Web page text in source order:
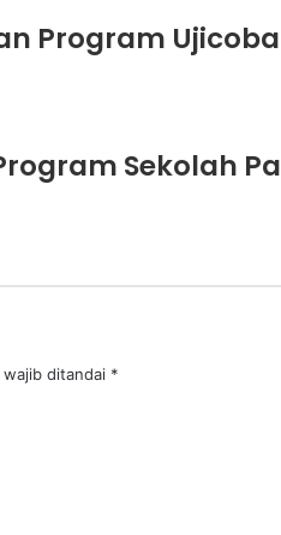
Program
Sekolah
wajib ditandai *